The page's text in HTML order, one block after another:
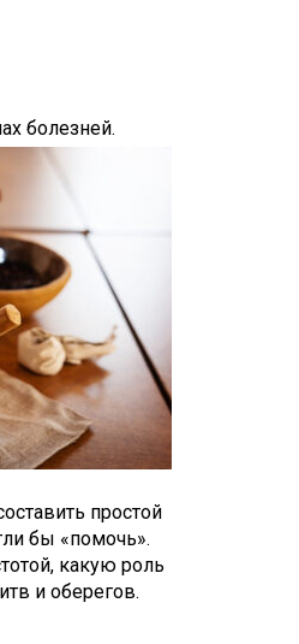
болезней.
простой
бы «помочь».
какую роль
и оберегов.